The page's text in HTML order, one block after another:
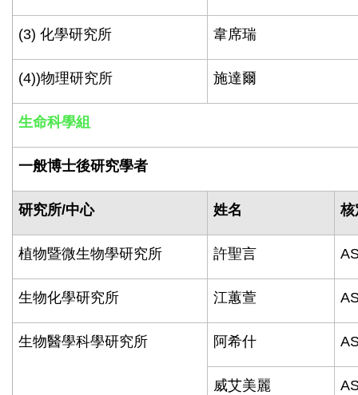
(3)化學研究所 韋席瑞
(4))物理研究所 施達爾
生命科學組
一般博士後研究學者
研究所/中心 姓名 核
植物暨微生物學研究所 許聖言
生物化學研究所 江蕙萱
生物醫學科學研究所 阿希什
威艾美麗